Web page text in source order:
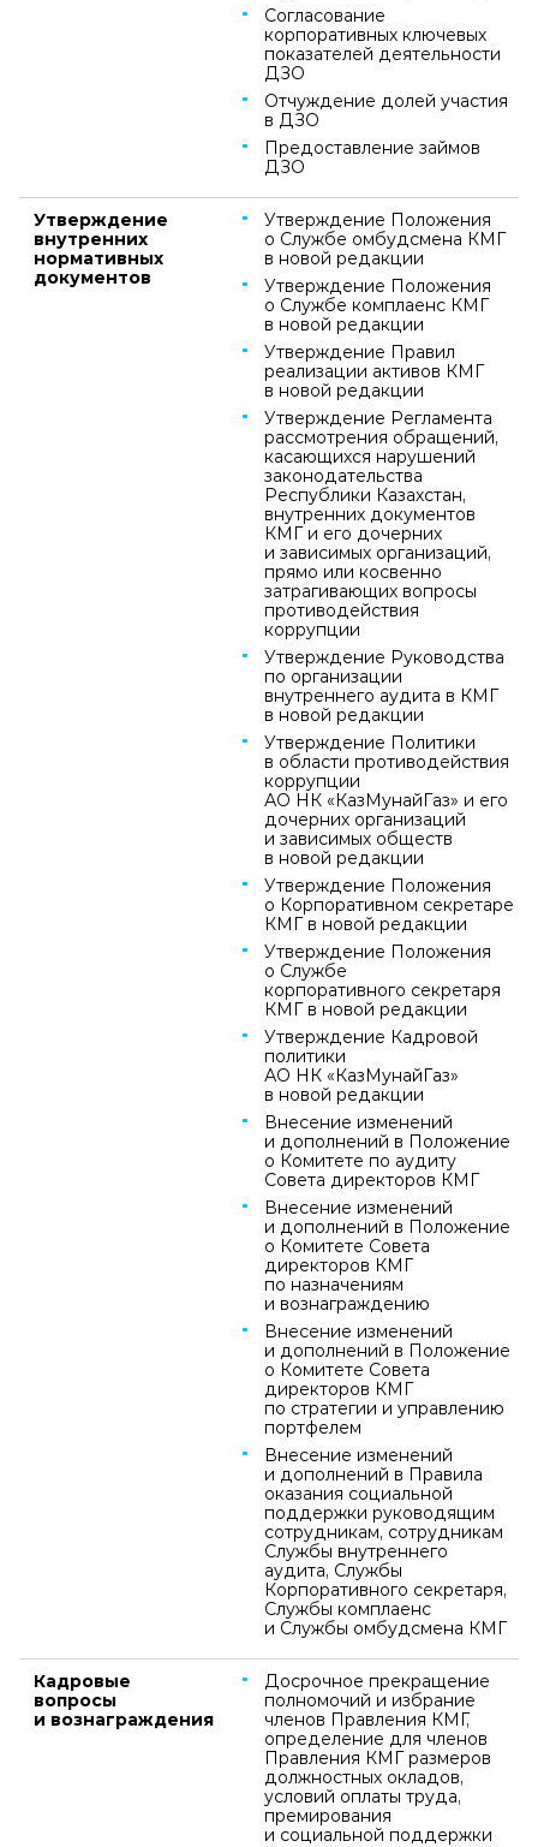
Согласование
корпоративных ключевых
показателей деятельности
ДЗО
Отчуждение долей участия
в ДЗО
Предоставление займов
ДЗО
Утверждение
внутренних
нормативных
документов
Утверждение Положения
о Службе омбудсмена КМГ
в новой редакции
Утверждение Положения
о Службе комплаенс КМГ
в новой редакции
Утверждение Правил
реализации активов КМГ
в новой редакции
Утверждение Регламента
рассмотрения обращений,
касающихся нарушений
законодательства
Республики Казахстан,
внутренних документов
КМГ и его дочерних
и зависимых организаций,
прямо или косвенно
затрагивающих вопросы
противодействия
коррупции
Утверждение Руководства
по организации
внутреннего аудита в КМГ
в новой редакции
Утверждение Политики
в области противодействия
коррупции
АО НК «КазМунайГаз» и его
дочерних организаций
и зависимых обществ
в новой редакции
Утверждение Положения
о Корпоративном секретаре
КМГ в новой редакции
Утверждение Положения
о Службе
корпоративного секретаря
КМГ в новой редакции
Утверждение Кадровой
политики
АО НК «КазМунайГаз»
в новой редакции
Внесение изменений
и дополнений в Положение
о Комитете по аудиту
Совета директоров КМГ
Внесение изменений
и дополнений в Положение
о Комитете Совета
директоров КМГ
по назначениям
и вознаграждению
Внесение изменений
и дополнений в Положение
о Комитете Совета
директоров КМГ
по стратегии и управлению
портфелем
Внесение изменений
и дополнений в Правила
оказания социальной
поддержки руководящим
сотрудникам, сотрудникам
Службы внутреннего
аудита, Службы
Корпоративного секретаря,
Службы комплаенс
и Службы омбудсмена КМГ
Кадровые
вопросы
и вознаграждения
Досрочное прекращение
полномочий и избрание
членов Правления КМГ,
определение для членов
Правления КМГ размеров
должностных окладов,
условий оплаты труда,
премирования
и социальной поддержки